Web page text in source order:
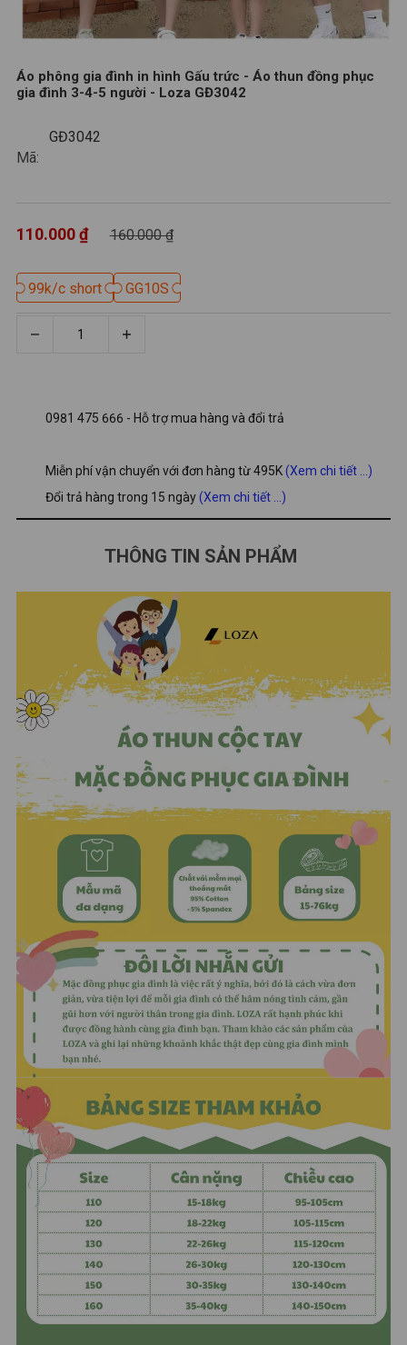
Áo phông gia đình in hình Gấu trức - Áo thun đồng phục
gia đình 3-4-5 người - Loza GĐ3042
Mã:
160.000 ₫
110.000 ₫
0981 475 666 - Hỗ trợ mua hàng và đổi trả
Miễn phí vận chuyển với đơn hàng từ 495K(Xem chi tiết ...)
Đổi trả hàng trong 15 ngày(Xem chi tiết ...)
GĐ3042
99k/c short
99k/c short GG10S
GG10S
THÔNG TIN SẢN PHẨM